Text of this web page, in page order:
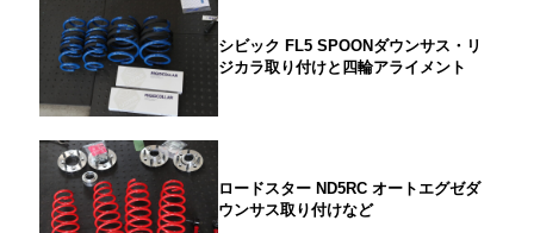
シビック FL5 SPOONダウンサス・リ
ジカラ取り付けと四輪アライメント
ロードスター ND5RC オートエグゼダ
ウンサス取り付けなど